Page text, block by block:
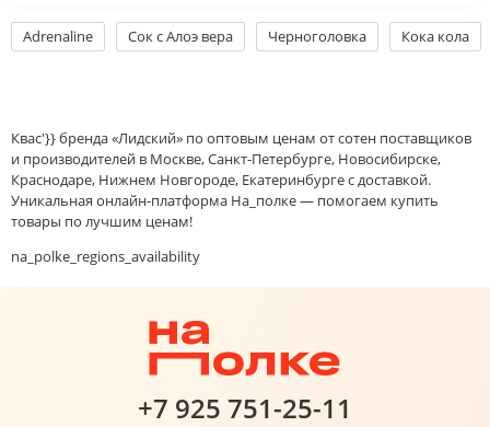
Adrenaline Сок с Алоэ вера Черноголовка Кока кола
Квас'}} бренда «Лидский» по оптовым ценам от сотен поставщиков
и производителей в Москве, Санкт-Петербурге, Новосибирске,
Краснодаре, Нижнем Новгороде, Екатеринбурге с доставкой.
Уникальная онлайн-платформа На_полке — помогаем купить
товары по лучшим ценам!
na_polke_regions_availability
+7 925 751-25-11